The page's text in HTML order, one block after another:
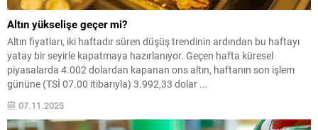
Altın yükselişe geçer mi?
Altın fiyatları, iki haftadır süren düşüş trendinin ardından bu haftayı
yatay bir seyirle kapatmaya hazırlanıyor. Geçen hafta küresel
piyasalarda 4.002 dolardan kapanan ons altın, haftanın son işlem
gününe (TSİ 07.00 itibarıyla) 3.992,33 dolar ...
07.11.2025